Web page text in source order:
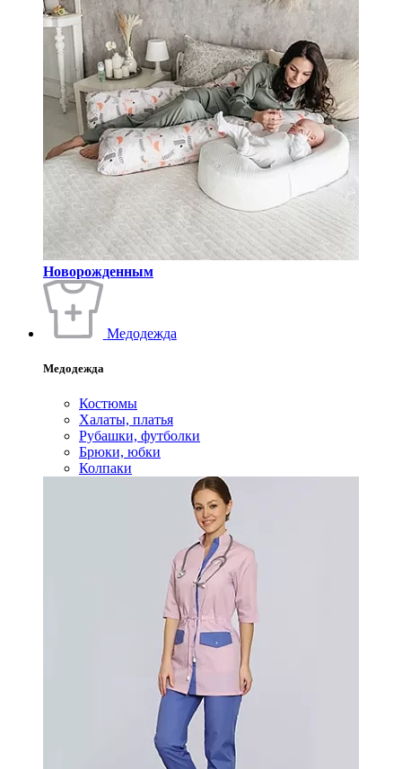
Новорожденным
Медодежда
Медодежда
Костюмы
Халаты, платья
Рубашки, футболки
Брюки, юбки
Колпаки